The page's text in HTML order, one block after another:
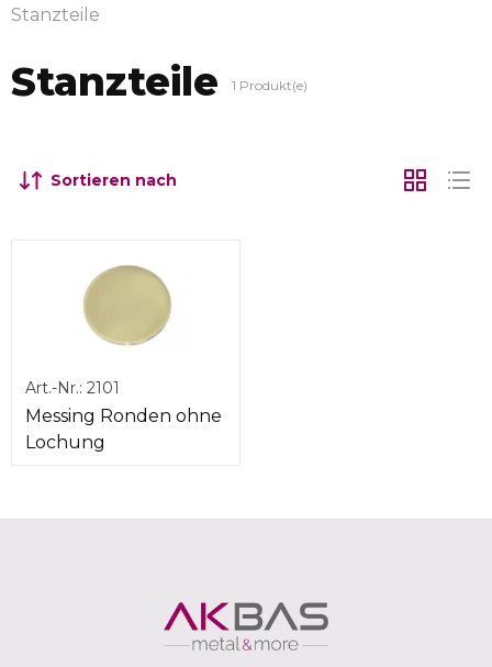
Stanzteile
Stanzteile 1 Produkt(e)
Sortieren nach
Art.-Nr.: 2101
Messing Ronden ohne
Lochung